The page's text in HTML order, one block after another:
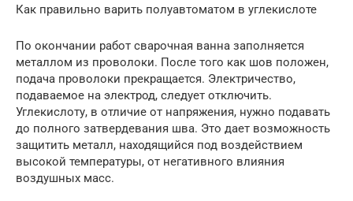
Как правильно варить полуавтоматом в углекислоте
По окончании работ сварочная ванна заполняется
металлом из проволоки. После того как шов положен,
подача проволоки прекращается. Электричество,
подаваемое на электрод, следует отключить.
Углекислоту, в отличие от напряжения, нужно подавать
до полного затвердевания шва. Это дает возможность
защитить металл, находящийся под воздействием
высокой температуры, от негативного влияния
воздушных масс.